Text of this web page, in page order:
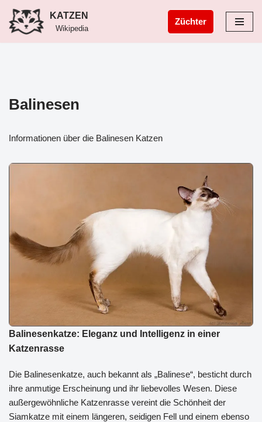
Zum
KATZEN
Wikipedia
Züchter
Balinesen
Informationen über die Balinesen Katzen
Balinesenkatze: Eleganz und Intelligenz in einer
Katzenrasse
Die Balinesenkatze, auch bekannt als „Balinese“, besticht durch
ihre anmutige Erscheinung und ihr liebevolles Wesen. Diese
außergewöhnliche Katzenrasse vereint die Schönheit der
Siamkatze mit einem längeren, seidigen Fell und einem ebenso